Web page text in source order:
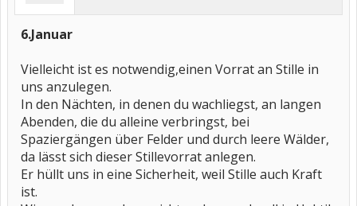
6.Januar
Vielleicht ist es notwendig,einen Vorrat an Stille in
uns anzulegen.
In den Nächten, in denen du wachliegst, an langen
Abenden, die du alleine verbringst, bei
Spaziergängen über Felder und durch leere Wälder,
da lässt sich dieser Stillevorrat anlegen.
Er hüllt uns in eine Sicherheit, weil Stille auch Kraft
ist.